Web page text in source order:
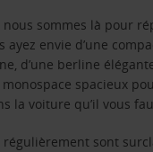
nous sommes là pour
ayez envie d’une
d’une berline
monospace spacieux
la voiture qu’il vous
sont